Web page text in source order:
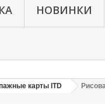
НОВИНКИ
карты ITD